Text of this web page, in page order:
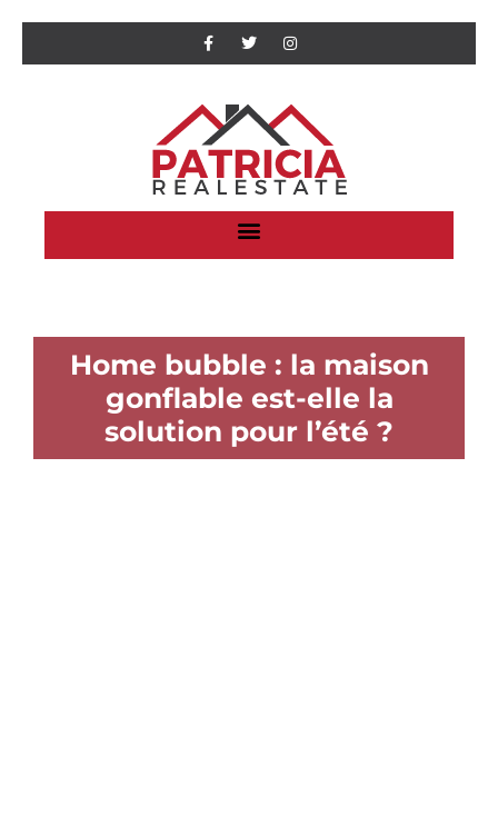
Home bubble : la maison
gonflable est-elle la
solution pour l’été ?